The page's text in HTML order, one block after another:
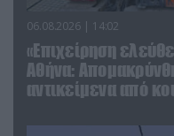
06.08.2026 | 14:02
«Επιχείρηση
Αθήνα:
αντικείμενα από